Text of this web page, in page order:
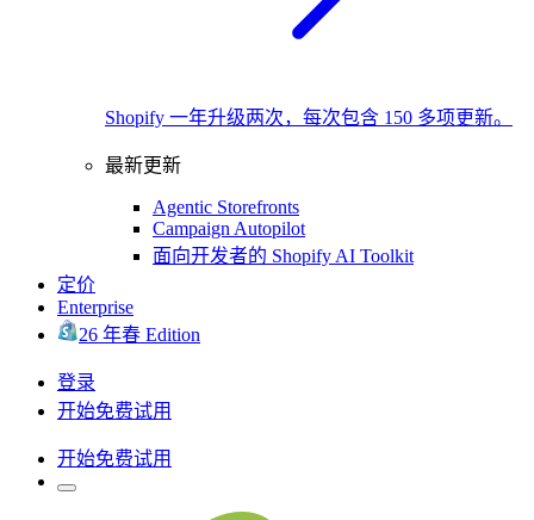
Shopify 一年升级两次，每次包含 150 多项更新。
最新更新
Agentic Storefronts
Campaign Autopilot
面向开发者的 Shopify AI Toolkit
定价
Enterprise
26 年春 Edition
登录
开始免费试用
开始免费试用